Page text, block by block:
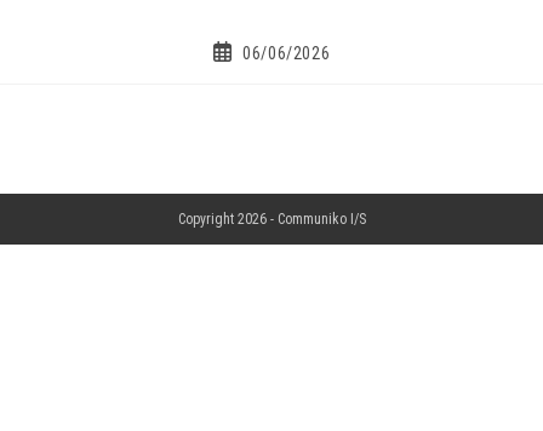
06/06/2026
Copyright 2026 - Communiko I/S